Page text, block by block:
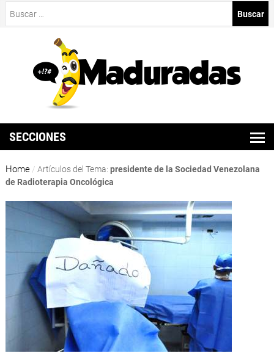
SECCIONES
Home / Artículos del Tema: presidente de la Sociedad Venezolana
de Radioterapia Oncológica